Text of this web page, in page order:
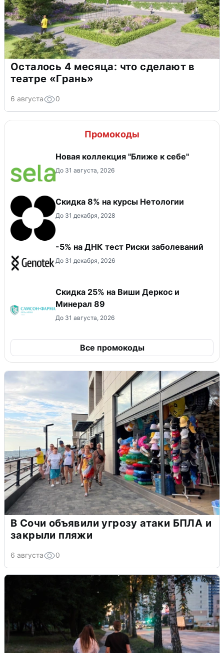
Осталось 4 месяца: что сделают в
театре «Грань»
6 августа 0
Промокоды
Новая коллекция "Ближе к себе"
До 31 августа, 2026
Скидка 8% на курсы Нетологии
До 31 декабря, 2028
-5% на ДНК тест Риски заболеваний
До 31 декабря, 2026
Скидка 25% на Виши Деркос и
Минерал 89
До 31 августа, 2026
Все промокоды
В Сочи объявили угрозу атаки БПЛА и
закрыли пляжи
6 августа 0